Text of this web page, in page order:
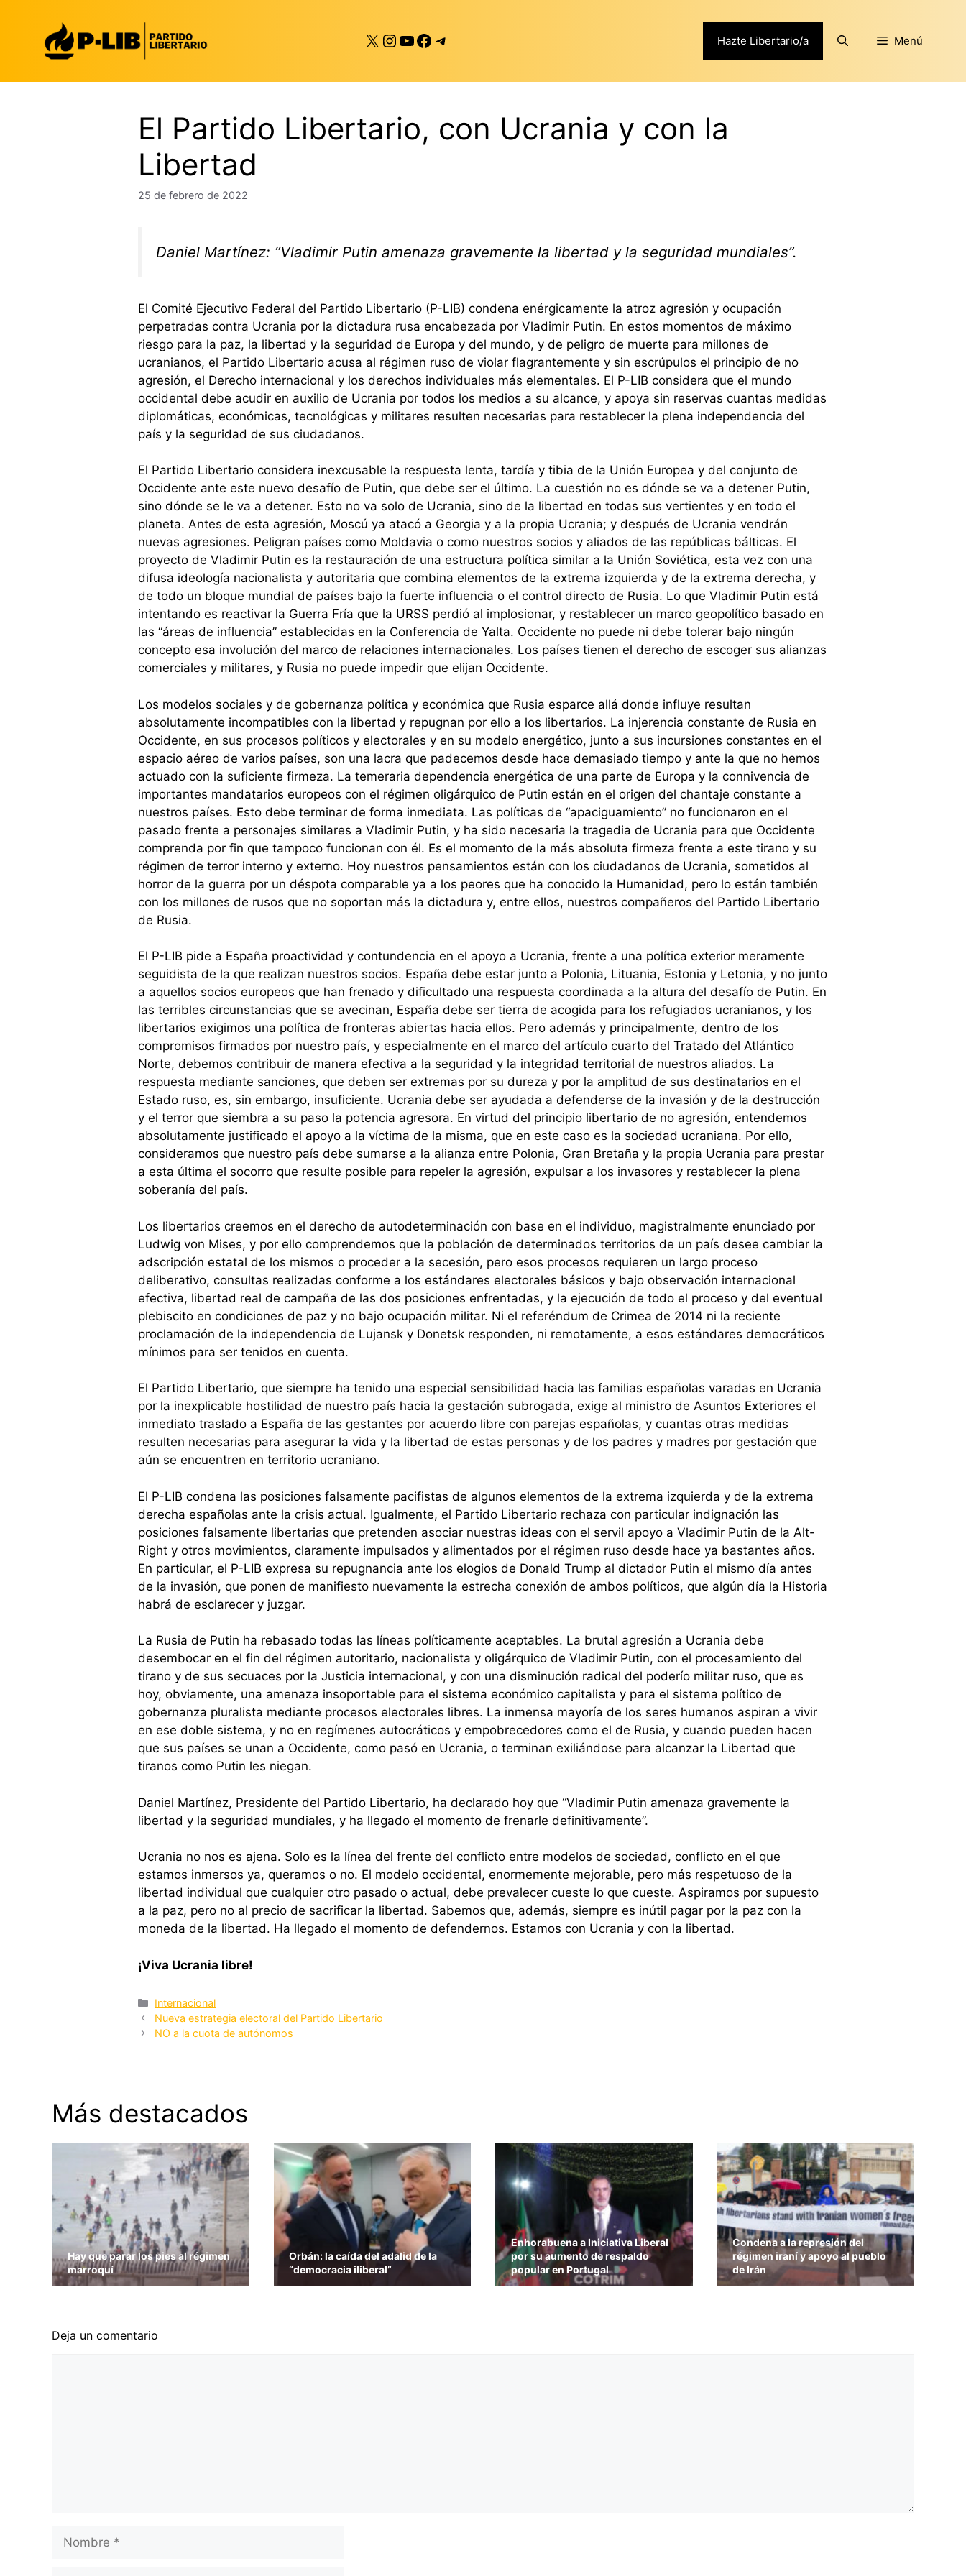
contenido
X Instagram
YouTube
Facebook
Telegram Hazte Libertario/a Menú
El Partido Libertario, con Ucrania y con la
Libertad
25 de febrero de 2022
Daniel Martínez: “Vladimir Putin amenaza gravemente la libertad y la seguridad mundiales”.
El Comité Ejecutivo Federal del Partido Libertario (P-LIB) condena enérgicamente la atroz agresión y ocupación
perpetradas contra Ucrania por la dictadura rusa encabezada por Vladimir Putin. En estos momentos de máximo
riesgo para la paz, la libertad y la seguridad de Europa y del mundo, y de peligro de muerte para millones de
ucranianos, el Partido Libertario acusa al régimen ruso de violar flagrantemente y sin escrúpulos el principio de no
agresión, el Derecho internacional y los derechos individuales más elementales. El P-LIB considera que el mundo
occidental debe acudir en auxilio de Ucrania por todos los medios a su alcance, y apoya sin reservas cuantas medidas
diplomáticas, económicas, tecnológicas y militares resulten necesarias para restablecer la plena independencia del
país y la seguridad de sus ciudadanos.
El Partido Libertario considera inexcusable la respuesta lenta, tardía y tibia de la Unión Europea y del conjunto de
Occidente ante este nuevo desafío de Putin, que debe ser el último. La cuestión no es dónde se va a detener Putin,
sino dónde se le va a detener. Esto no va solo de Ucrania, sino de la libertad en todas sus vertientes y en todo el
planeta. Antes de esta agresión, Moscú ya atacó a Georgia y a la propia Ucrania; y después de Ucrania vendrán
nuevas agresiones. Peligran países como Moldavia o como nuestros socios y aliados de las repúblicas bálticas. El
proyecto de Vladimir Putin es la restauración de una estructura política similar a la Unión Soviética, esta vez con una
difusa ideología nacionalista y autoritaria que combina elementos de la extrema izquierda y de la extrema derecha, y
de todo un bloque mundial de países bajo la fuerte influencia o el control directo de Rusia. Lo que Vladimir Putin está
intentando es reactivar la Guerra Fría que la URSS perdió al implosionar, y restablecer un marco geopolítico basado en
las “áreas de influencia” establecidas en la Conferencia de Yalta. Occidente no puede ni debe tolerar bajo ningún
concepto esa involución del marco de relaciones internacionales. Los países tienen el derecho de escoger sus alianzas
comerciales y militares, y Rusia no puede impedir que elijan Occidente.
Los modelos sociales y de gobernanza política y económica que Rusia esparce allá donde influye resultan
absolutamente incompatibles con la libertad y repugnan por ello a los libertarios. La injerencia constante de Rusia en
Occidente, en sus procesos políticos y electorales y en su modelo energético, junto a sus incursiones constantes en el
espacio aéreo de varios países, son una lacra que padecemos desde hace demasiado tiempo y ante la que no hemos
actuado con la suficiente firmeza. La temeraria dependencia energética de una parte de Europa y la connivencia de
importantes mandatarios europeos con el régimen oligárquico de Putin están en el origen del chantaje constante a
nuestros países. Esto debe terminar de forma inmediata. Las políticas de “apaciguamiento” no funcionaron en el
pasado frente a personajes similares a Vladimir Putin, y ha sido necesaria la tragedia de Ucrania para que Occidente
comprenda por fin que tampoco funcionan con él. Es el momento de la más absoluta firmeza frente a este tirano y su
régimen de terror interno y externo. Hoy nuestros pensamientos están con los ciudadanos de Ucrania, sometidos al
horror de la guerra por un déspota comparable ya a los peores que ha conocido la Humanidad, pero lo están también
con los millones de rusos que no soportan más la dictadura y, entre ellos, nuestros compañeros del Partido Libertario
de Rusia.
El P-LIB pide a España proactividad y contundencia en el apoyo a Ucrania, frente a una política exterior meramente
seguidista de la que realizan nuestros socios. España debe estar junto a Polonia, Lituania, Estonia y Letonia, y no junto
a aquellos socios europeos que han frenado y dificultado una respuesta coordinada a la altura del desafío de Putin. En
las terribles circunstancias que se avecinan, España debe ser tierra de acogida para los refugiados ucranianos, y los
libertarios exigimos una política de fronteras abiertas hacia ellos. Pero además y principalmente, dentro de los
compromisos firmados por nuestro país, y especialmente en el marco del artículo cuarto del Tratado del Atlántico
Norte, debemos contribuir de manera efectiva a la seguridad y la integridad territorial de nuestros aliados. La
respuesta mediante sanciones, que deben ser extremas por su dureza y por la amplitud de sus destinatarios en el
Estado ruso, es, sin embargo, insuficiente. Ucrania debe ser ayudada a defenderse de la invasión y de la destrucción
y el terror que siembra a su paso la potencia agresora. En virtud del principio libertario de no agresión, entendemos
absolutamente justificado el apoyo a la víctima de la misma, que en este caso es la sociedad ucraniana. Por ello,
consideramos que nuestro país debe sumarse a la alianza entre Polonia, Gran Bretaña y la propia Ucrania para prestar
a esta última el socorro que resulte posible para repeler la agresión, expulsar a los invasores y restablecer la plena
soberanía del país.
Los libertarios creemos en el derecho de autodeterminación con base en el individuo, magistralmente enunciado por
Ludwig von Mises, y por ello comprendemos que la población de determinados territorios de un país desee cambiar la
adscripción estatal de los mismos o proceder a la secesión, pero esos procesos requieren un largo proceso
deliberativo, consultas realizadas conforme a los estándares electorales básicos y bajo observación internacional
efectiva, libertad real de campaña de las dos posiciones enfrentadas, y la ejecución de todo el proceso y del eventual
plebiscito en condiciones de paz y no bajo ocupación militar. Ni el referéndum de Crimea de 2014 ni la reciente
proclamación de la independencia de Lujansk y Donetsk responden, ni remotamente, a esos estándares democráticos
mínimos para ser tenidos en cuenta.
El Partido Libertario, que siempre ha tenido una especial sensibilidad hacia las familias españolas varadas en Ucrania
por la inexplicable hostilidad de nuestro país hacia la gestación subrogada, exige al ministro de Asuntos Exteriores el
inmediato traslado a España de las gestantes por acuerdo libre con parejas españolas, y cuantas otras medidas
resulten necesarias para asegurar la vida y la libertad de estas personas y de los padres y madres por gestación que
aún se encuentren en territorio ucraniano.
El P-LIB condena las posiciones falsamente pacifistas de algunos elementos de la extrema izquierda y de la extrema
derecha españolas ante la crisis actual. Igualmente, el Partido Libertario rechaza con particular indignación las
posiciones falsamente libertarias que pretenden asociar nuestras ideas con el servil apoyo a Vladimir Putin de la Alt-
Right y otros movimientos, claramente impulsados y alimentados por el régimen ruso desde hace ya bastantes años.
En particular, el P-LIB expresa su repugnancia ante los elogios de Donald Trump al dictador Putin el mismo día antes
de la invasión, que ponen de manifiesto nuevamente la estrecha conexión de ambos políticos, que algún día la Historia
habrá de esclarecer y juzgar.
La Rusia de Putin ha rebasado todas las líneas políticamente aceptables. La brutal agresión a Ucrania debe
desembocar en el fin del régimen autoritario, nacionalista y oligárquico de Vladimir Putin, con el procesamiento del
tirano y de sus secuaces por la Justicia internacional, y con una disminución radical del poderío militar ruso, que es
hoy, obviamente, una amenaza insoportable para el sistema económico capitalista y para el sistema político de
gobernanza pluralista mediante procesos electorales libres. La inmensa mayoría de los seres humanos aspiran a vivir
en ese doble sistema, y no en regímenes autocráticos y empobrecedores como el de Rusia, y cuando pueden hacen
que sus países se unan a Occidente, como pasó en Ucrania, o terminan exiliándose para alcanzar la Libertad que
tiranos como Putin les niegan.
Daniel Martínez, Presidente del Partido Libertario, ha declarado hoy que “Vladimir Putin amenaza gravemente la
libertad y la seguridad mundiales, y ha llegado el momento de frenarle definitivamente”.
Ucrania no nos es ajena. Solo es la línea del frente del conflicto entre modelos de sociedad, conflicto en el que
estamos inmersos ya, queramos o no. El modelo occidental, enormemente mejorable, pero más respetuoso de la
libertad individual que cualquier otro pasado o actual, debe prevalecer cueste lo que cueste. Aspiramos por supuesto
a la paz, pero no al precio de sacrificar la libertad. Sabemos que, además, siempre es inútil pagar por la paz con la
moneda de la libertad. Ha llegado el momento de defendernos. Estamos con Ucrania y con la libertad.
¡Viva Ucrania libre!
Categorías
Internacional
Nueva estrategia electoral del Partido Libertario
NO a la cuota de autónomos
Más destacados
Hay que parar los pies al régimen
marroquí
Orbán: la caída del adalid de la
“democracia iliberal”
Enhorabuena a Iniciativa Liberal
por su aumento de respaldo
popular en Portugal
Condena a la represión del
régimen iraní y apoyo al pueblo
de Irán
Deja un comentario
Nombre